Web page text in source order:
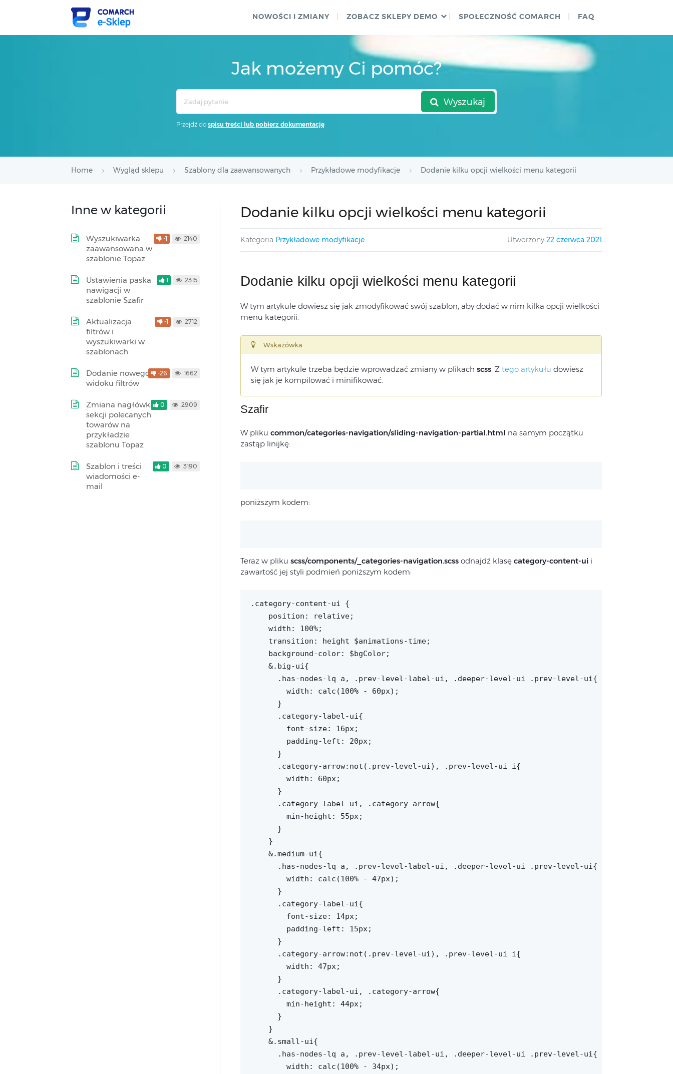
NOWOŚCI I ZMIANY ZOBACZ SKLEPY DEMO SPOŁECZNOŚĆ COMARCH FAQ
Jak możemy Ci pomóc?
Wyszukaj
Przejdź do spisu treści lub pobierz dokumentację
Home Wygląd sklepu Szablony dla zaawansowanych Przykładowe modyfikacje Dodanie kilku opcji wielkości menu kategorii
Dodanie kilku opcji wielkości menu kategorii
Kategoria Przykładowe modyfikacje Utworzony 22 czerwca 2021
Dodanie kilku opcji wielkości menu kategorii
W tym artykule dowiesz się jak zmodyfikować swój szablon, aby dodać w nim kilka opcji wielkości
menu kategorii.
Wskazówka
W tym artykule trzeba będzie wprowadzać zmiany w plikach scss. Z tego artykułu dowiesz
się jak je kompilować i minifikować.
Szafir
W pliku common/categories-navigation/sliding-navigation-partial.html na samym początku
zastąp linijkę:
poniższym kodem:
Teraz w pliku scss/components/_categories-navigation.scssodnajdź klasę category-content-uii
zawartość jej styli podmień poniższym kodem:
.category-content-ui {
    position: relative;
    width: 100%;
    transition: height $animations-time;
    background-color: $bgColor;
    &.big-ui{
      .has-nodes-lq a, .prev-level-label-ui, .deeper-level-ui .prev-level-ui{
        width: calc(100% - 60px);
      }
      .category-label-ui{
        font-size: 16px;
        padding-left: 20px;
      }
      .category-arrow:not(.prev-level-ui), .prev-level-ui i{
        width: 60px;
      }
      .category-label-ui, .category-arrow{
        min-height: 55px;
      }
    }
    &.medium-ui{
      .has-nodes-lq a, .prev-level-label-ui, .deeper-level-ui .prev-level-ui{
        width: calc(100% - 47px);
      }
      .category-label-ui{
        font-size: 14px;
        padding-left: 15px;
      }
      .category-arrow:not(.prev-level-ui), .prev-level-ui i{
        width: 47px;
      }
      .category-label-ui, .category-arrow{
        min-height: 44px;
      }
    }
    &.small-ui{
      .has-nodes-lq a, .prev-level-label-ui, .deeper-level-ui .prev-level-ui{
        width: calc(100% - 34px);
Inne w kategorii
Wyszukiwarka
zaawansowana w
szablonie Topaz
-1 2140
Ustawienia paska
nawigacji w
szablonie Szafir
1 2315
Aktualizacja
filtrów i
wyszukiwarki w
szablonach
-1 2712
Dodanie nowego
widoku filtrów
-26 1662
Zmiana nagłówka
sekcji polecanych
towarów na
przykładzie
szablonu Topaz
0 2909
Szablon i treści
wiadomości e-
mail
0 3190